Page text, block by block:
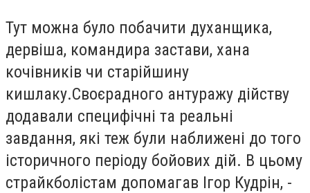
Тут можна було побачити духанщика,
дервіша, командира застави, хана
кочівників чи старійшину
кишлаку.Своєрадного антуражу дійству
додавали специфічні та реальні
завдання, які теж були наближені до того
історичного періоду бойових дій. В цьому
страйкболістам допомагав Ігор Кудрін, -